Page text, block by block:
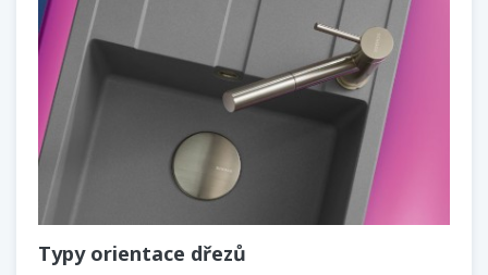
Typy orientace dřezů